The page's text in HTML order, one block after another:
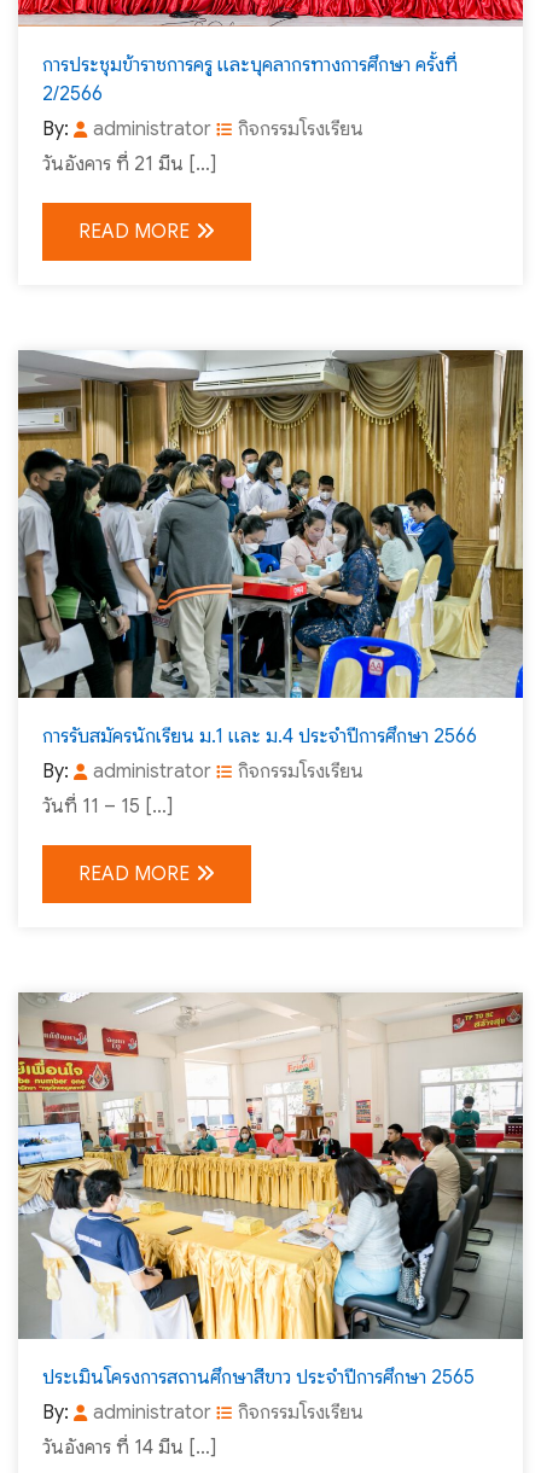
การประชุมข้าราชการครู และบุคลากรทางการศึกษา ครั้งที่
2/2566
By:
administrator
กิจกรรมโรงเรียน
วันอังคาร ที่ 21 มีน […]
READ MORE
การรับสมัครนักเรียน ม.1 และ ม.4 ประจำปีการศึกษา 2566
By:
administrator
กิจกรรมโรงเรียน
วันที่ 11 – 15 […]
READ MORE
ประเมินโครงการสถานศึกษาสีขาว ประจำปีการศึกษา 2565
By:
administrator
กิจกรรมโรงเรียน
วันอังคาร ที่ 14 มีน […]